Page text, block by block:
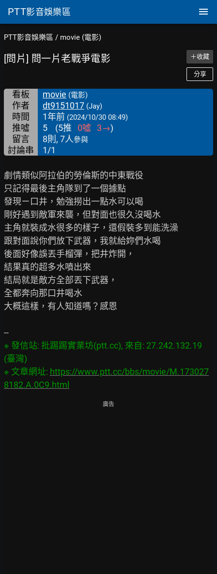
PTT影音娛樂區
PTT影音娛樂區 / movie (電影)
[問片] 問一片老戰爭電影 ＋收藏
分享
看板 movie (電影)
作者 dt9151017 (Jay)
時間 1年前 (2024/10/30 08:49)
推噓 5 (5推 0噓 3→)
留言
8則, 7人參與
討論串 1/1
劇情類似阿拉伯的勞倫斯的中東戰役
只記得最後主角隊到了一個據點
發現ㄧ口井，勉強撈出一點水可以喝
剛好遇到敵軍來襲，但對面也很久沒喝水
主角就裝成水很多的樣子，還假裝多到能洗澡
跟對面說你們放下武器，我就給妳們水喝
後面好像誤丟手榴彈，把井炸開，
結果真的超多水噴出來
結局就是敵方全部丟下武器，
全都奔向那口井喝水
大概這樣，有人知道嗎？感恩
※ 發信站: 批踢踢實業坊(ptt.cc), 來自: 27.242.132.19
(臺灣)
※ 文章網址: https://www.ptt.cc/bbs/movie/M.173027
8182.A.0C9.html
廣告